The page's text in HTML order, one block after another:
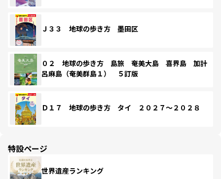
Ｊ３３ 地球の歩き方 墨田区
０２ 地球の歩き方 島旅 奄美大島 喜界島 加計
呂麻島（奄美群島１） ５訂版
Ｄ１７ 地球の歩き方 タイ ２０２７～２０２８
特設ページ
世界遺産ランキング